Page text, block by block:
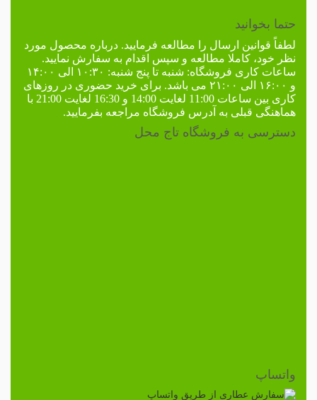
حتما بخوانید
لطفاً قوانین ارسال را مطالعه فرمایید. درباره محصول مورد
نظر خود، کاملا مطالعه و سپس اقدام به سفارش نمایید.
ساعات کاری فروشگاه:
شنبه تا پنج شنبه: ۱۰:۳۰ الی ۱۴:۰۰
و ۱۶:۰۰ الی ۲۱:۰۰ می باشد. برای خرید حضوری در
روزهای
کاری
بین ساعات 11:00 لغایت 14:00 و 16:30 لغایت 21:00 با
هماهنگی قبلی به آدرس فروشگاه مراجعه بفرمایید.
دسترسی به فروشگاه تاج محل
واتساپ